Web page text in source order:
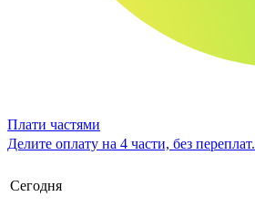
Плати частями
Делите оплату на 4 части, без переплат.
Сегодня